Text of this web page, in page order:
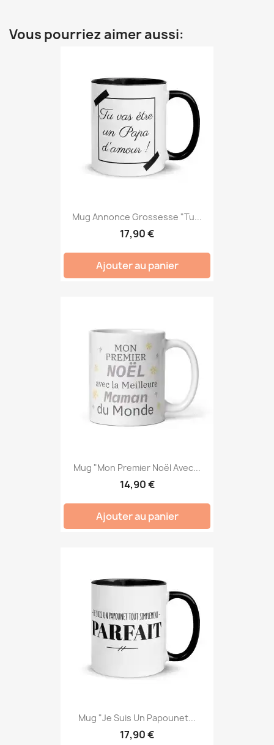
Vous pourriez aimer aussi:
Mug Annonce Grossesse "Tu...
17,90 €
Ajouter au panier
Mug "Mon Premier Noël Avec...
14,90 €
Ajouter au panier
Mug "Je Suis Un Papounet...
17,90 €